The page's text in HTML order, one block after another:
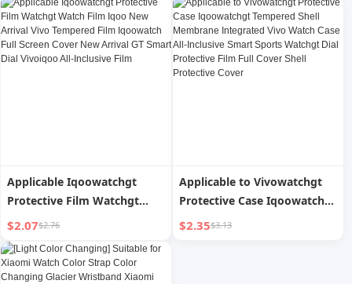
5A 고속 충전 데이터 케이블
Applicable Iqoowatchgt
Protective Film Watchgt
Watch Film Iqoo New Arrival
Vivo Tempered Film
Iqoowatch Full Screen Cover
New Arrival GT Smart Dial
$2.07$2.76
Applicable to Vivowatchgt
Protective Case Iqoowatchgt
Tempered Shell Membrane
$2.35$3.13